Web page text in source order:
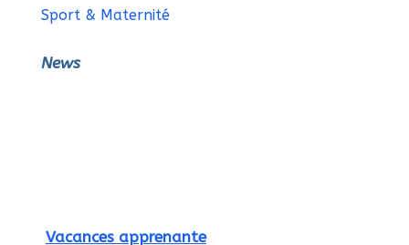
Sport & Maternité
News
Vacances apprenante